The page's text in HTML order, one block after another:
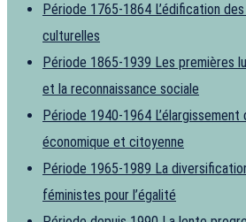
Période 1765-1864 L’édification
culturelles
Période 1865-1939 Les premières
et la reconnaissance sociale
Période 1940-1964
économique et citoyenne
Période 1965-1989 La
féministes pour l’égalité